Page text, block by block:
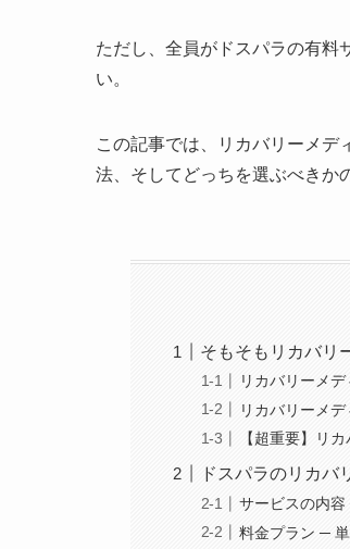
ただし、全員がドスパラの有料
い。
この記事では、リカバリーメデ
法、そしてどっちを選ぶべきか
そもそもリカバリ
リカバリーメ
リカバリーメ
【超重要】リ
ドスパラのリカ
サービスの内
料金プラン ─